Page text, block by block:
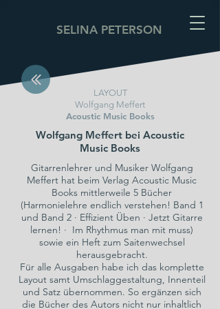
SELINA PETERSON
LAYOUT
Wolfgang Meffert
Acoustic Music Books
Wolfgang Meffert bei Acoustic
Music Books
Gitarrenlehrer und Musiker Wolfgang
Meffert hat beim Verlag Acoustic Music
Books mittlerweile 5 Bücher
(Harmonielehre endlich verstehen! Band 1
und Band 2 · Effizient Üben · Jetzt Gitarre
lernen! · Im Rhythmus man mit muss)
sowie ein Heft zum Saitenwechsel
herausgebracht.
Für alle Ausgaben habe ich das komplette
Layout samt Umschlaggestaltung, Innenteil
und Satz übernommen. So ergänzen sich
die Bücher des Autors nicht nur inhaltlich